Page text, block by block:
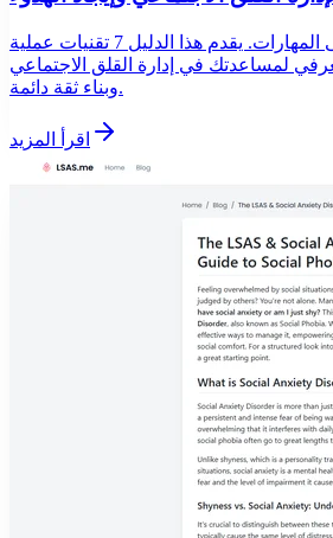
انتقل من النتيجة إلى المهارات. يقدم هذا الدليل 7 تقنيات عملية
لمساعدتك في إدارة القلق الاجتماعي
وبناء ثقة دائمة.
اقرأ المزيد